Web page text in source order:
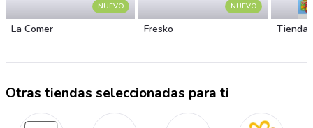
NUEVO
La Comer
NUEVO
Fresko
Otras tiendas seleccionadas para ti